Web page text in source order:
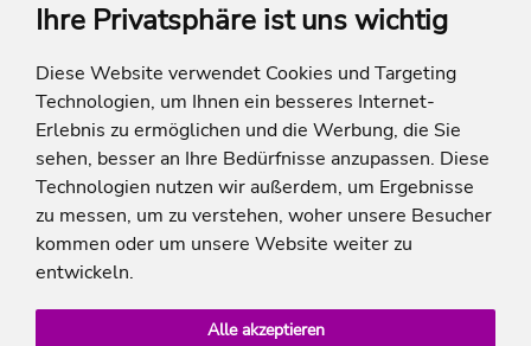
Ihre Privatsphäre ist uns wichtig
Diese Website verwendet Cookies und Targeting
Technologien, um Ihnen ein besseres Internet-
Erlebnis zu ermöglichen und die Werbung, die Sie
sehen, besser an Ihre Bedürfnisse anzupassen. Diese
Technologien nutzen wir außerdem, um Ergebnisse
zu messen, um zu verstehen, woher unsere Besucher
kommen oder um unsere Website weiter zu
entwickeln.
Alle akzeptieren
ich-will-familienurlaub
Rechtliches
auf die Summe der Preise der Einzelleistungen.
**Streichpreise beziehen sich auf die ursprünglichen Preise des Reiseveranstalters.